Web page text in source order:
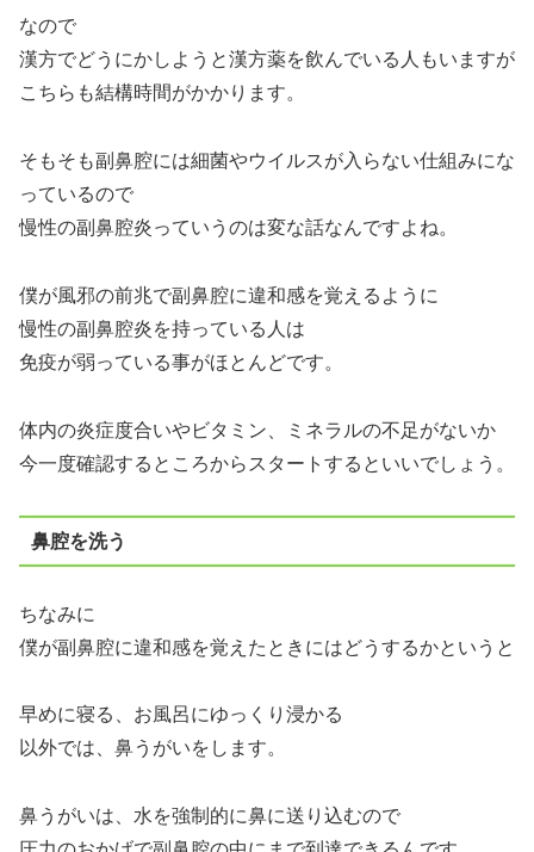
なので
漢方でどうにかしようと漢方薬を飲んでいる人もいますが
こちらも結構時間がかかります。
そもそも副鼻腔には細菌やウイルスが入らない仕組みにな
っているので
慢性の副鼻腔炎っていうのは変な話なんですよね。
僕が風邪の前兆で副鼻腔に違和感を覚えるように
慢性の副鼻腔炎を持っている人は
免疫が弱っている事がほとんどです。
体内の炎症度合いやビタミン、ミネラルの不足がないか
今一度確認するところからスタートするといいでしょう。
鼻腔を洗う
ちなみに
僕が副鼻腔に違和感を覚えたときにはどうするかというと
早めに寝る、お風呂にゆっくり浸かる
以外では、鼻うがいをします。
鼻うがいは、水を強制的に鼻に送り込むので